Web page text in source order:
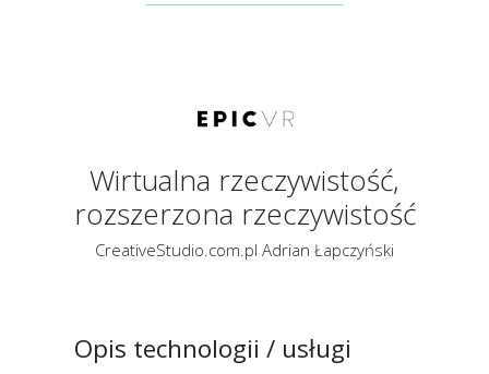
Wirtualna rzeczywistość,
rozszerzona rzeczywistość
CreativeStudio.com.pl Adrian Łapczyński
Opis technologii / usługi